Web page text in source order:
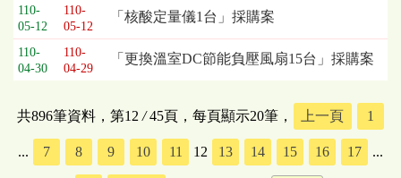
110-
05-12
110-
05-12
「核酸定量儀1台」採購案
110-
04-30
110-
04-29
「更換溫室DC節能負壓風扇15台」採購案
共896筆資料，第12 /45頁，每頁顯示20筆， 上一頁 1
... 7 8 9 10 11 12 13 14 15 16 17 ...